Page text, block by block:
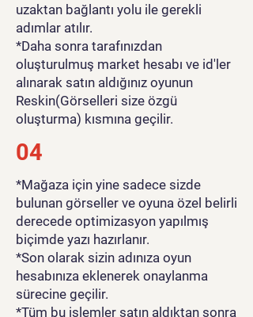
uzaktan bağlantı yolu ile gerekli
adımlar atılır.
*Daha sonra tarafınızdan
oluşturulmuş market hesabı ve id'ler
alınarak satın aldığınız oyunun
Reskin(Görselleri size özgü
oluşturma) kısmına geçilir.
04
*Mağaza için yine sadece sizde
bulunan görseller ve oyuna özel belirli
derecede optimizasyon yapılmış
biçimde yazı hazırlanır.
*Son olarak sizin adınıza oyun
hesabınıza eklenerek onaylanma
sürecine geçilir.
*Tüm bu işlemler satın aldıktan sonra